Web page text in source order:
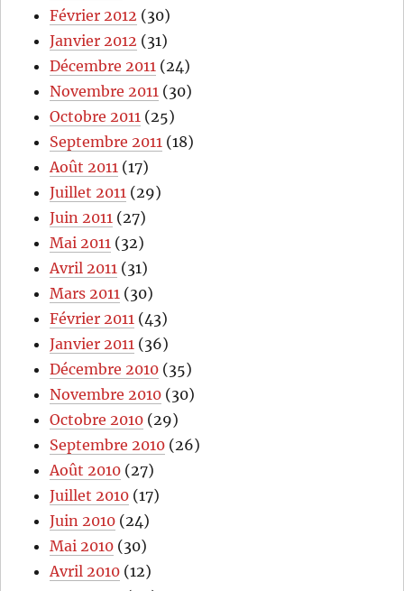
Février 2012 (30)
Janvier 2012 (31)
Décembre 2011 (24)
Novembre 2011 (30)
Octobre 2011 (25)
Septembre 2011 (18)
Août 2011 (17)
Juillet 2011 (29)
Juin 2011 (27)
Mai 2011 (32)
Avril 2011 (31)
Mars 2011 (30)
Février 2011 (43)
Janvier 2011 (36)
Décembre 2010 (35)
Novembre 2010 (30)
Octobre 2010 (29)
Septembre 2010 (26)
Août 2010 (27)
Juillet 2010 (17)
Juin 2010 (24)
Mai 2010 (30)
Avril 2010 (12)